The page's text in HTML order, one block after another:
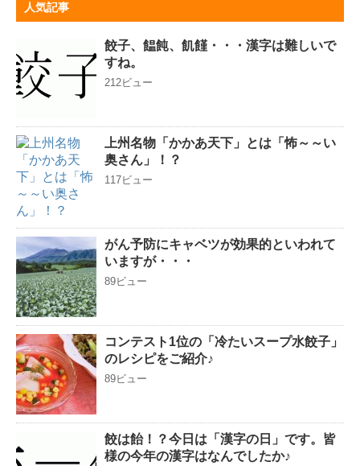
人気記事
餃子、饂飩、飢饉・・・漢字は難しいで
すね。
212ビュー
上州名物「かかあ天下」とは「怖～～い
奥さん」！？
117ビュー
がん予防にキャベツが効果的といわれて
いますが・・・
89ビュー
コンテスト1位の「冷たいスープ水餃子」
のレシピをご紹介♪
89ビュー
餃は飴！？今日は「漢字の日」です。皆
様の今年の漢字はなんでしたか♪